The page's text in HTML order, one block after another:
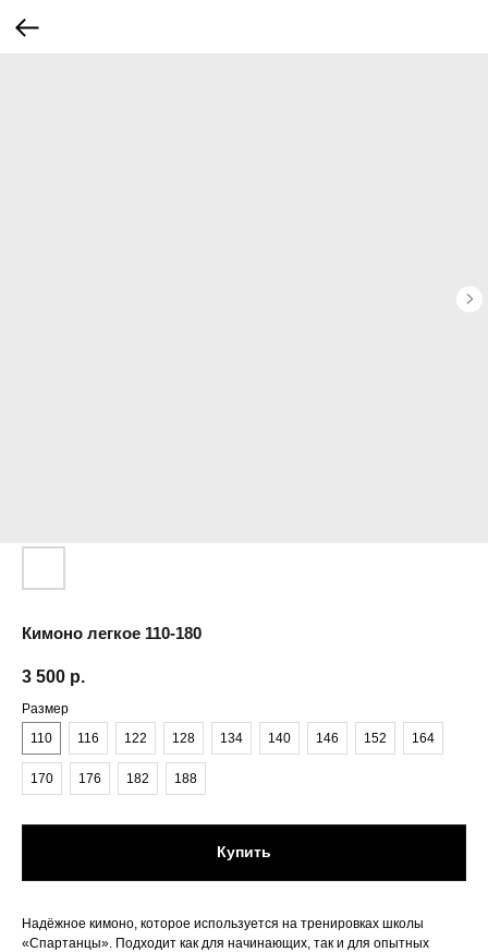
Кимоно легкое 110-180
3 500 р.
Размер
110
116 122 128 134 140 146 152 164
170 176 182 188
Купить
Надёжное кимоно, которое используется на тренировках школы
«Спартанцы». Подходит как для начинающих, так и для опытных